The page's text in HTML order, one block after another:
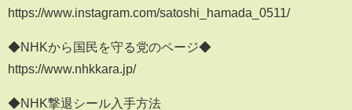
https://www.instagram.com/satoshi_hamada_0511/
◆NHKから国民を守る党のページ◆
https://www.nhkkara.jp/
◆NHK撃退シール入手方法